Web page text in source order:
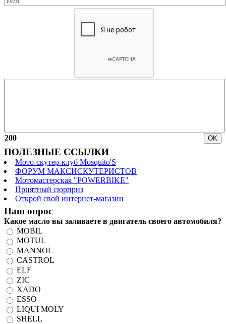
200
ПОЛЕЗНЫЕ ССЫЛКИ
Мото-скутер-клуб Mosquito'S
ФОРУМ МАКСИСКУТЕРИСТОВ
Мотомастерская "POWERBIKE"
Приятный сюрприз
Открой свой интернет-магазин
Наш опрос
Какое масло вы заливаете в двигатель своего автомобиля?
MOBIL
MOTUL
MANNOL
CASTROL
ELF
ZIC
XADO
ESSO
LIQUI MOLY
SHELL